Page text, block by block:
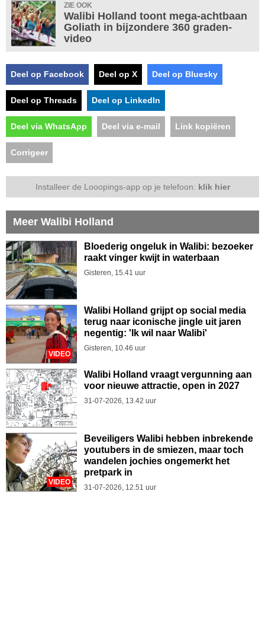
ZIE OOK
Walibi Holland toont mega-achtbaan
Goliath in bijzondere 360 graden-
video
Deel op Facebook Deel op X Deel op Bluesky
Deel op Threads Deel op LinkedIn
Deel via WhatsApp Deel via e-mail Link kopiëren
Corrigeer
Installeer de Looopings-app op je telefoon: klik hier
Meer Walibi Holland
Bloederig ongeluk in Walibi: bezoeker
raakt vinger kwijt in waterbaan
Gisteren, 15.41 uur
VIDEO
Walibi Holland grijpt op social media
terug naar iconische jingle uit jaren
negentig: 'Ik wil naar Walibi'
Gisteren, 10.46 uur
Walibi Holland vraagt vergunning aan
voor nieuwe attractie, open in 2027
31-07-2026, 13.42 uur
VIDEO
Beveiligers Walibi hebben inbrekende
youtubers in de smiezen, maar toch
wandelen jochies ongemerkt het
pretpark in
31-07-2026, 12.51 uur